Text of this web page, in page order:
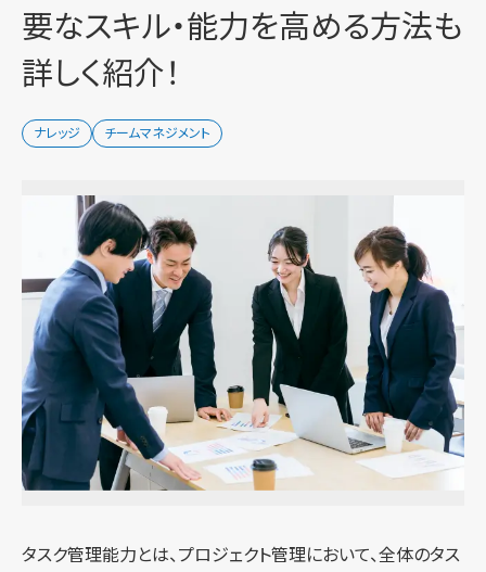
要なスキル・能力を高める方法も
詳しく紹介！
ナレッジ チームマネジメント
タスク管理能力とは、プロジェクト管理において、全体のタス